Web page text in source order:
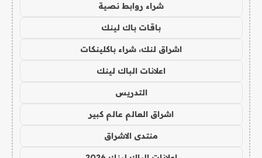
شراء روابط نصية
باقات باك لينك
اشراق لنك، شراء باكلينكات
اعلانات الباك لينك
التدريس
اشراق العالم عالم كبير
منتدى الاشراق